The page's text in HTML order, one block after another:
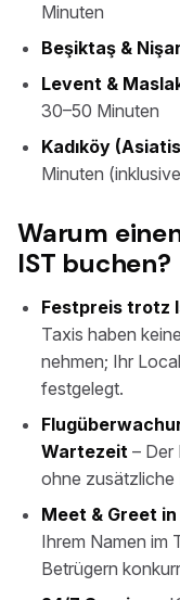
Minuten
Beşiktaş &
Levent &
30–50 Minuten
Kadıköy
Minuten
Warum
IST buchen?
Festpreis trotz
Taxis haben
nehmen; Ihr
festgelegt.
Wartezeit – Der
ohne zusätzliche
Meet & Greet
Ihrem Namen im
Betrügern